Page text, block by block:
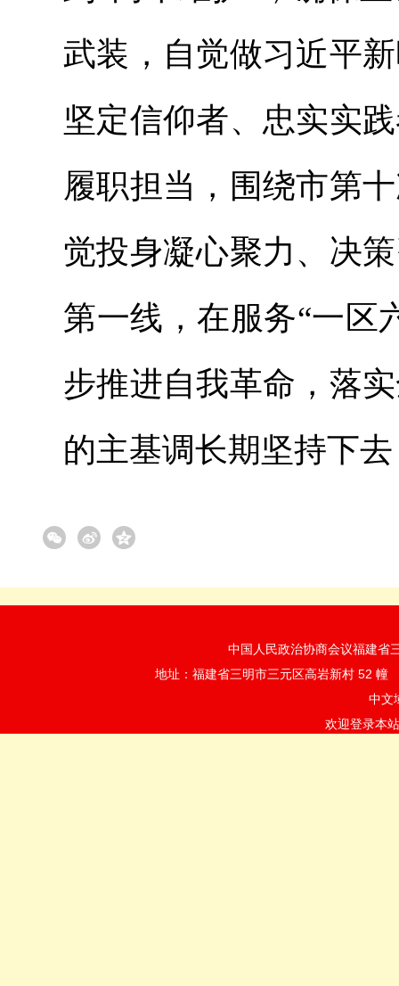
武装，自觉做习近平
坚定信仰者、忠实实
履职担当，围绕市第
觉投身凝心聚力、决
第一线，在服务“一区
步推进自我革命，落
的主基调长期坚持下
中国人民政治协商会议福建省
地址：福建省三明市三元区高岩新村 52
中文
欢迎登录本